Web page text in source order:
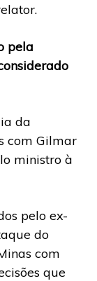
pela
da
com Gilmar
ministro à
pelo ex-
do
com
que